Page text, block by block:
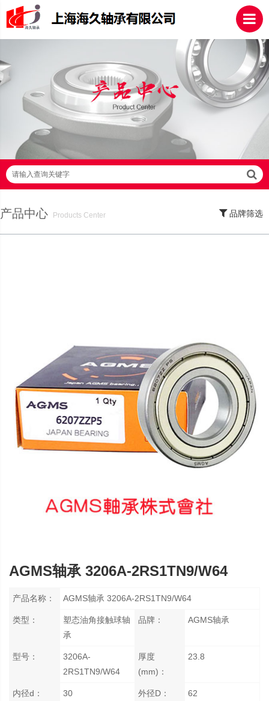
请输入查询关键字
产品中心
Products Center
品牌筛选
AGMS轴承 3206A-2RS1TN9/W64
产品名称： AGMS轴承 3206A-2RS1TN9/W64
类型：
塑态油角接触球轴
承
品牌： AGMS轴承
型号：
3206A-
2RS1TN9/W64
厚度
(mm)：
23.8
内径d： 30 外径D： 62